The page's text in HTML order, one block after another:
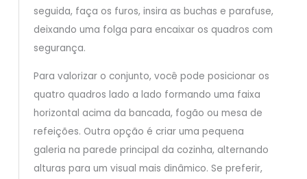
seguida, faça os furos, insira as buchas e parafuse,
deixando uma folga para encaixar os quadros com
segurança.
Para valorizar o conjunto, você pode posicionar os
quatro quadros lado a lado formando uma faixa
horizontal acima da bancada, fogão ou mesa de
refeições. Outra opção é criar uma pequena
galeria na parede principal da cozinha, alternando
alturas para um visual mais dinâmico. Se preferir,